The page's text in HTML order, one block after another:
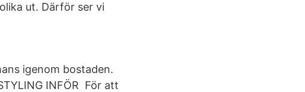
ut. Därför ser vi
igenom bostaden.
INFÖR För att